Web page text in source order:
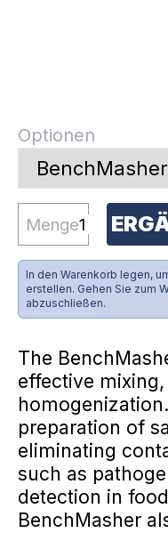
Optionen
Menge
In den Warenkorb legen,
erstellen. Gehen Sie zum
abzuschließen.
The
effective
preparation of
eliminating
such as
detection in
BenchMasher